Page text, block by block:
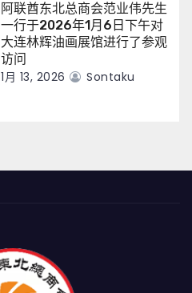
阿联酋东北总商会范业伟先生
一行于2026年1月6日下午对
大连林辉油画展馆进行了参观
访问
1月 13, 2026 Sontaku